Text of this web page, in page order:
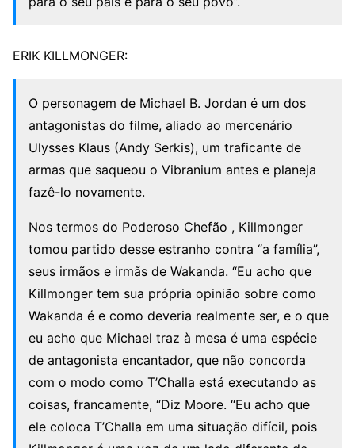
ERIK KILLMONGER:
O personagem de Michael B. Jordan é um dos
antagonistas do filme, aliado ao mercenário
Ulysses Klaus (Andy Serkis), um traficante de
armas que saqueou o Vibranium antes e planeja
fazê-lo novamente.
Nos termos do Poderoso Chefão , Killmonger
tomou partido desse estranho contra “a família”,
seus irmãos e irmãs de Wakanda. “Eu acho que
Killmonger tem sua própria opinião sobre como
Wakanda é e como deveria realmente ser, e o que
eu acho que Michael traz à mesa é uma espécie
de antagonista encantador, que não concorda
com o modo como T’Challa está executando as
coisas, francamente, “Diz Moore. “Eu acho que
ele coloca T’Challa em uma situação difícil, pois